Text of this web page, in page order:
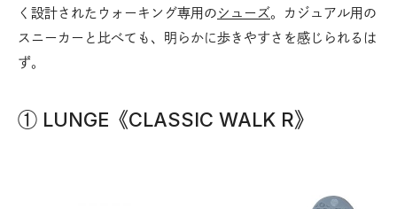
く設計されたウォーキング専用のシューズ。カジュアル用の
スニーカーと比べても、明らかに歩きやすさを感じられるは
ず。
① LUNGE《CLASSIC WALK R》